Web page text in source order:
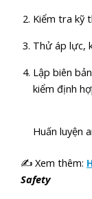
Kiểm tra kỹ
Thử áp lực,
Lập biên
kiểm định
Huấn luyện
✍ Xem thêm:
Safety